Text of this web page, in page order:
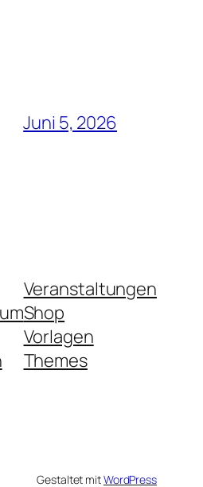
Juni 5, 2026
Veranstaltungen
Shop
Vorlagen
Themes
Gestaltet mitWordPress